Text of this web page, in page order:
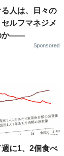
人は、日々の
ルフマネジメ
か——
Sponsored
に1、2個食べ